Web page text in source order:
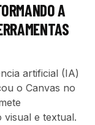
A
artificial (IA)
o Canvas no
e textual.